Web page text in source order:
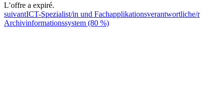
L’offre a expiré.
suivantICT-Spezialist/in und Fachapplikationsverantwortliche/r
Archivinformationssystem (80 %)